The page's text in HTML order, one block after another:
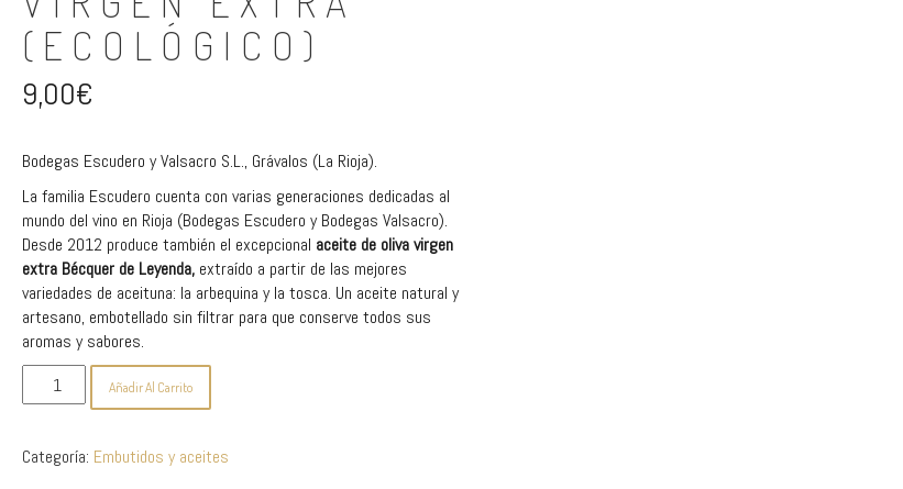
(ECOLÓGICO)
9,00€
Bodegas Escudero y Valsacro S.L., Grávalos (La Rioja).
La familia Escudero cuenta con varias generaciones dedicadas al
mundo del vino en Rioja (Bodegas Escudero y Bodegas Valsacro).
Desde 2012 produce también el excepcional aceite de oliva virgen
extra Bécquer de Leyenda, extraído a partir de las mejores
variedades de aceituna: la arbequina y la tosca. Un aceite natural y
artesano, embotellado sin filtrar para que conserve todos sus
aromas y sabores.
Aceite
de
virgen
Extra
Añadir Al Carrito
Categoría: Embutidos y aceites